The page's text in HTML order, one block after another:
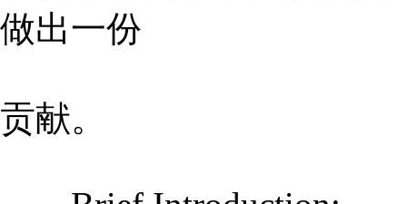
做出一份
贡献。